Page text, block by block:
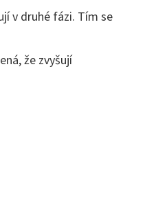
v druhé fázi. Tím se
že zvyšují